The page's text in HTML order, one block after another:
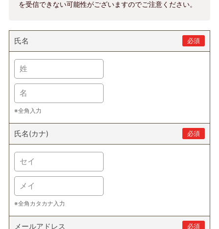
を受信できない可能性がございますのでご注意ください。
氏名 必須
※全角入力
氏名(カナ) 必須
※全角カタカナ入力
メールアドレス 必須